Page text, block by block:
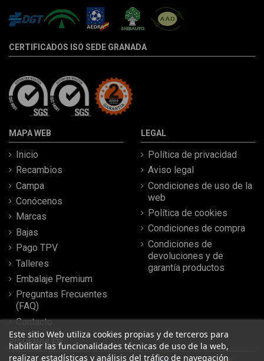
CERTIFICADOS ISO SEDE GRANADA
MAPA WEB
Inicio
Recambios
Campa
Conócenos
Marcas
Bajas
Pago TPV
Talleres
Embalaje Premium
Preguntas Frecuentes
(FAQ)
Contacto
LEGAL
Política de privacidad
Aviso legal
Condiciones de uso de la
web
Política de cookies
Condiciones de compra
Condiciones de
devoluciones y de
garantía productos
Este sitio Web utiliza cookies propias y de terceros para
habilitar las funcionalidades técnicas de uso de la web,
realizar estadísticas y análisis del tráfico de navegación
SÍGUENOS EN